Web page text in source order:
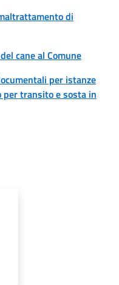
di
cane al Comune
per istanze
per transito e sosta in